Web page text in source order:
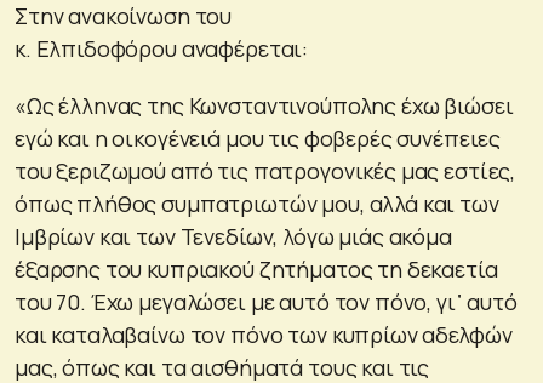
Στην ανακοίνωση του
κ. Ελπιδοφόρου αναφέρεται:
«Ως έλληνας της Κωνσταντινούπολης έχω βιώσει
εγώ και η οικογένειά μου τις φοβερές συνέπειες
του ξεριζωμού από τις πατρογονικές μας εστίες,
όπως πλήθος συμπατριωτών μου, αλλά και των
Ιμβρίων και των Τενεδίων, λόγω μιάς ακόμα
έξαρσης του κυπριακού ζητήματος τη δεκαετία
του 70. Έχω μεγαλώσει με αυτό τον πόνο, γι᾽ αυτό
και καταλαβαίνω τον πόνο των κυπρίων αδελφών
μας, όπως και τα αισθήματά τους και τις